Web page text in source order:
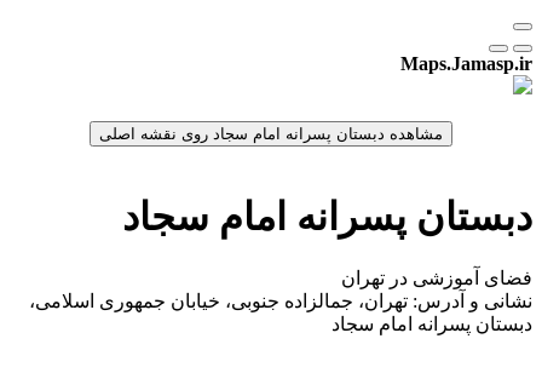
Maps.Jamasp.ir
دبستان پسرانه امام سجاد
فضای آموزشی در تهران
نشانی و آدرس: تهران، جمالزاده جنوبی، خیابان جمهوری اسلامی،
دبستان پسرانه امام سجاد